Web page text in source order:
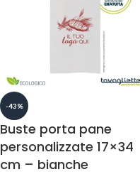
-43%
Buste porta pane
personalizzate 17×34
cm – bianche